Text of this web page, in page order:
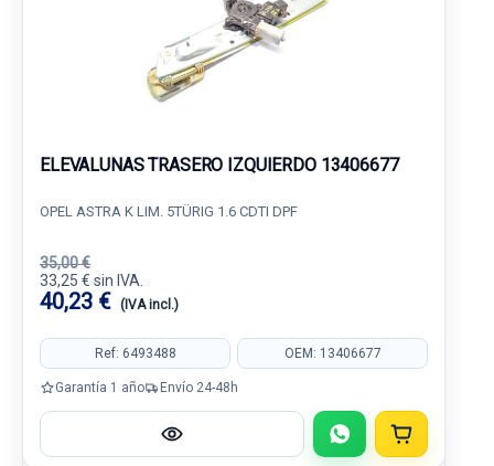
ELEVALUNAS TRASERO IZQUIERDO 13406677
OPEL ASTRA K LIM. 5TÜRIG 1.6 CDTI DPF
35,00 €
33,25 € sin IVA.
40,23 € (IVA incl.)
Ref: 6493488 OEM: 13406677
Garantía 1 año Envío 24-48h